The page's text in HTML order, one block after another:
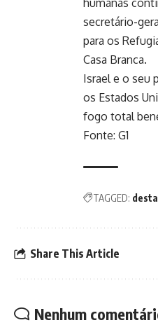
humanas
secretário-
para os
Casa Branca.
Israel e o seu
os Estados
fogo total
Fonte: G1
TAGGED:
Share This Article
Nenhum